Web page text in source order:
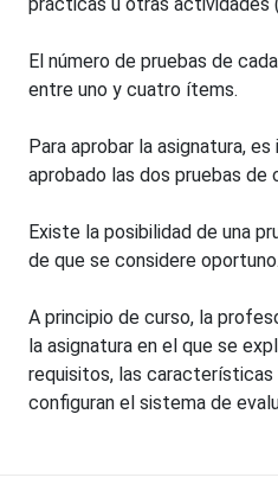
El número de pruebas de
entre uno y cuatro ítems.
Para aprobar la asignatura,
aprobado las dos pruebas de
Existe la posibilidad de una
de que se considere oportuno.
A principio de curso, la
la asignatura en el que se
requisitos, las
configuran el sistema de